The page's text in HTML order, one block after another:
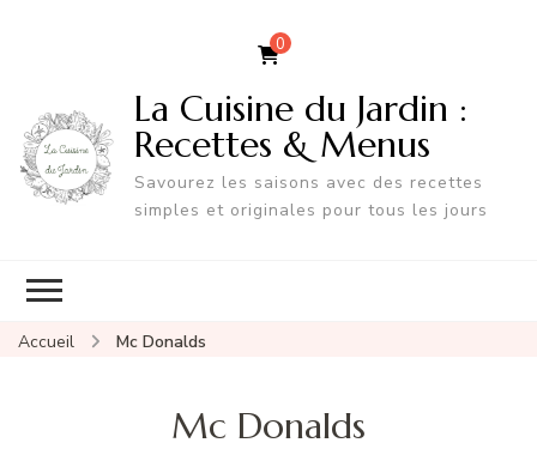
0
La Cuisine du Jardin :
Recettes & Menus
Savourez les saisons avec des recettes
simples et originales pour tous les jours
Accueil Mc Donalds
Mc Donalds